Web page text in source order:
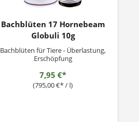
Bachblüten 17 Hornebeam
Globuli 10g
Bachblüten für Tiere - Überlastung,
Erschöpfung
7,95 €*
(795,00 €* / l)